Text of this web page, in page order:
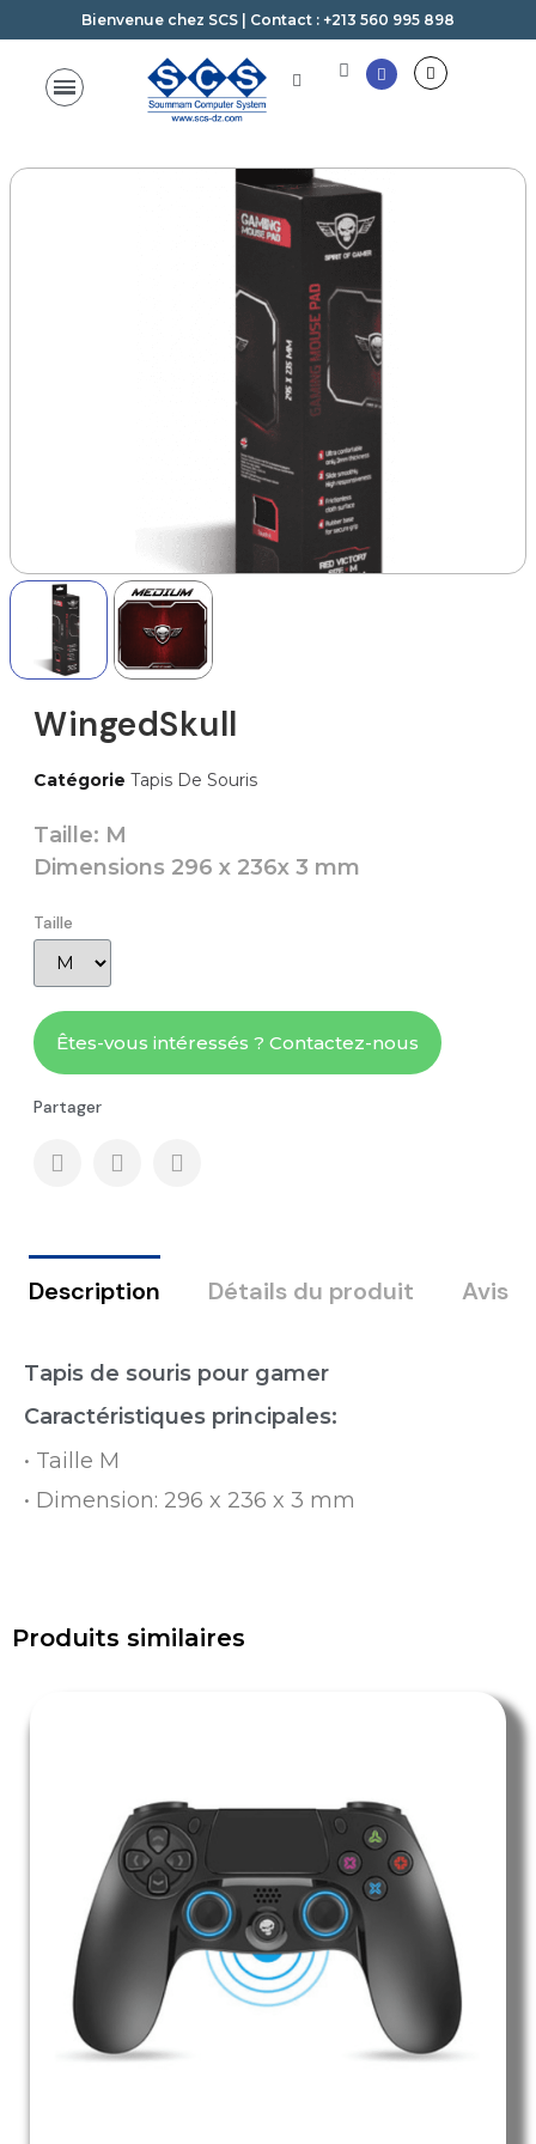
Bienvenue chez SCS | Contact : +213 560 995 898
WingedSkull
Catégorie Tapis De Souris
Taille: M
Dimensions 296 x 236x 3 mm
Taille
Êtes-vous intéressés ? Contactez-nous
Partager
Description Détails du produit Avis
Tapis de souris pour gamer
Caractéristiques principales:
• Taille M
• Dimension: 296 x 236 x 3 mm
Produits similaires